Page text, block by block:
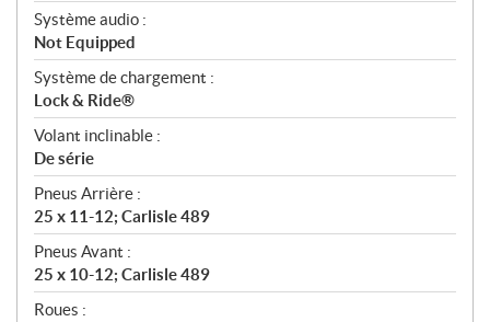
Système audio :
Not Equipped
Système de chargement :
Lock & Ride®
Volant inclinable :
De série
Pneus Arrière :
25 x 11-12; Carlisle 489
Pneus Avant :
25 x 10-12; Carlisle 489
Roues :